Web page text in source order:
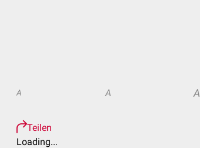
A A A
Teilen
Loading...